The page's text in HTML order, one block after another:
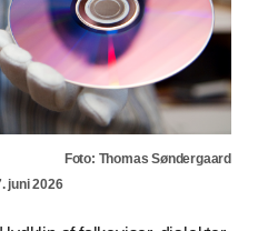
Foto: Thomas Søndergaard
juni 2026